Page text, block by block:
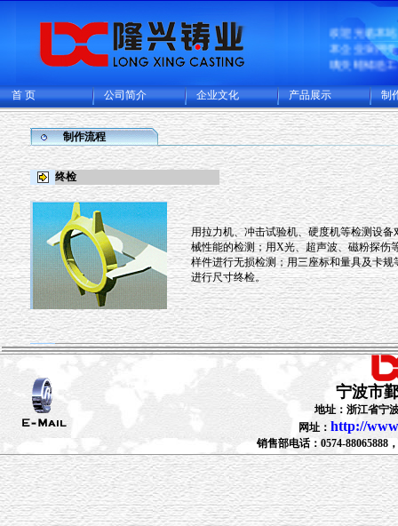
欢迎光临本
本企业采用
璃失蜡铸造
普碳钢、低
的精密铸钢
一个熔模铸
规模化专业
集精密铸造
工厂，年可
件及各类精
15000多吨
欧美日本等
首 页 公司简介 企业文化 产品展示 制
制作流程
终检
用拉力机、冲击试验机、硬度机等检测设备
械性能的检测；用X光、超声波、磁粉探伤
样件进行无损检测；用三座标和量具及卡规
进行尺寸终检。
宁波市
地址：浙江省宁
网址： http://
销售部电话：0574-88065888